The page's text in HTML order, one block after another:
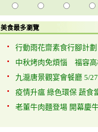
美食最多瀏覽
行動雨花齋素食行腳計
中秋烤肉免煩惱 福容高
九瀧唐景觀宴會餐廳 5/
疫情升瘟 綠色環保 蔬食
老董牛肉麵登場 開幕慶